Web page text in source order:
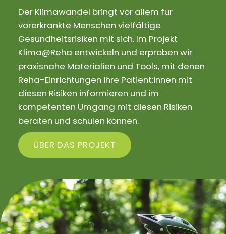
Der Klimawandel bringt vor allem für
vorerkrankte Menschen vielfältige
Gesundheitsrisiken mit sich. Im Projekt
Klima@Reha entwickeln und erproben wir
praxisnahe Materialien und Tools, mit denen
Reha-Einrichtungen ihre Patient:innen mit
diesen Risiken informieren und im
kompetenten Umgang mit diesen Risiken
beraten und schulen können.
ÜBER DAS PROJEKT